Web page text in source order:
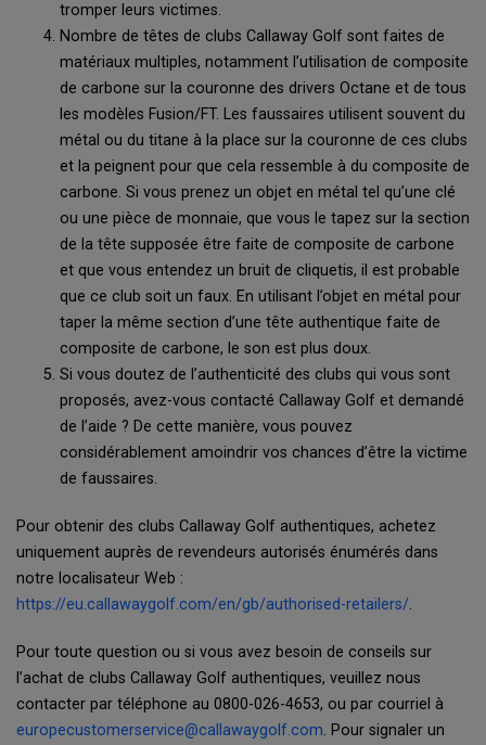
tromper leurs victimes.
Nombre de têtes de clubs Callaway Golf sont faites de
matériaux multiples, notamment l’utilisation de composite
de carbone sur la couronne des drivers Octane et de tous
les modèles Fusion/FT. Les faussaires utilisent souvent du
métal ou du titane à la place sur la couronne de ces clubs
et la peignent pour que cela ressemble à du composite de
carbone. Si vous prenez un objet en métal tel qu’une clé
ou une pièce de monnaie, que vous le tapez sur la section
de la tête supposée être faite de composite de carbone
et que vous entendez un bruit de cliquetis, il est probable
que ce club soit un faux. En utilisant l’objet en métal pour
taper la même section d’une tête authentique faite de
composite de carbone, le son est plus doux.
Si vous doutez de l’authenticité des clubs qui vous sont
proposés, avez-vous contacté Callaway Golf et demandé
de l’aide ? De cette manière, vous pouvez
considérablement amoindrir vos chances d’être la victime
de faussaires.
Pour obtenir des clubs Callaway Golf authentiques, achetez
uniquement auprès de revendeurs autorisés énumérés dans
notre localisateur Web :
https://eu.callawaygolf.com/en/gb/authorised-retailers/.
Pour toute question ou si vous avez besoin de conseils sur
l’achat de clubs Callaway Golf authentiques, veuillez nous
contacter par téléphone au 0800-026-4653, ou par courriel à
europecustomerservice@callawaygolf.com. Pour signaler un